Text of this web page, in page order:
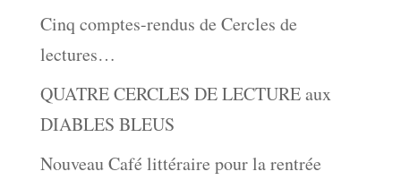
Cinq comptes-rendus de Cercles de
lectures…
QUATRE CERCLES DE LECTURE aux
DIABLES BLEUS
Nouveau Café littéraire pour la rentrée